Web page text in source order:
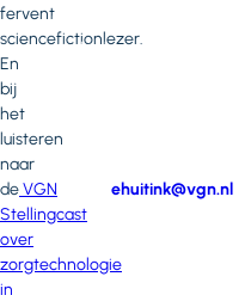
fervent
sciencefictionlezer.
En
bij
het
luisteren
naar
deVGN
Stellingcast
over
zorgtechnologie
in
Neem
contact
Huitink
E-
mail
ehuitink@vgn.nl
Telefoonnummer